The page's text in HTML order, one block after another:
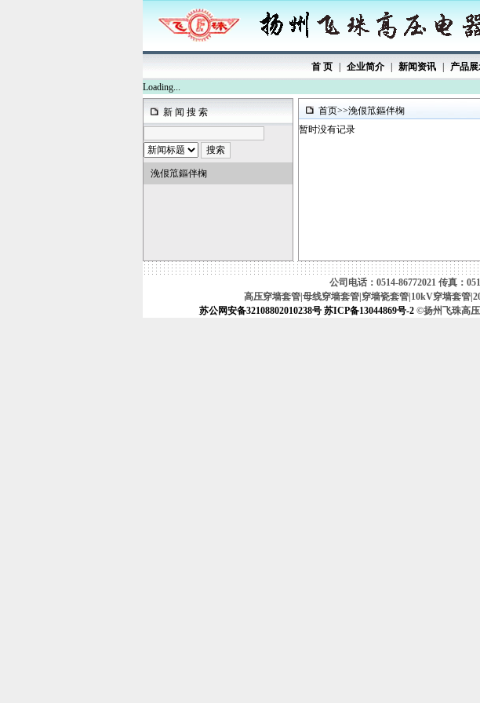
首 页 企业简介 新闻资讯 产品展
Loading...
新 闻 搜 索
浼佷笟鏂伴椈
首页>>浼佷笟鏂伴椈
暂时没有记录
公司电话：0514-86772021 传真：
高压穿墙套管|母线穿墙套管|穿墙瓷套管|10kV穿墙套管
苏公网安备32108802010238号 苏ICP备13044869号-2 ©扬州飞珠高